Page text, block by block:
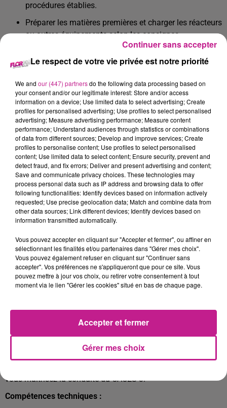
procédures établies.
Préparer les matières premières et charger les réacteurs
ou autres équipements selon les consignes.
Surveiller les paramètres de production (température,
pression, débit) et ajuster si nécessaire.
Effectuer des rondes régulières pour vérifier l’état des
installations et détecter les anomalies.
Réaliser des prélèvements d’échantillons pour
analyses.
Collaborer avec les équipes de maintenance pour
assurer la disponibilité des équipements.
Renseigner les documents de production (feuilles de
contrôle, rapports), renseignement avec VISA des PV
Respecter les normes de sécurité, d’hygiène et
d’environnement.
remontage des installations
Mise en sécurité, manutention, charge et démontage
des appareils, port de charges
PROFIL RECHERCHÉ
vous maitrisez la conduite du CACES 3.
Compétences techniques :
Le respect de votre vie privée est notre priorité
We and our (447) partnersdo the following data processing based on
your consent and/or our legitimate interest: Store and/or access
information on a device; Use limited data to select advertising; Create
profiles for personalised advertising; Use profiles to select personalised
advertising; Measure advertising performance; Measure content
performance; Understand audiences through statistics or combinations
of data from different sources; Develop and improve services; Create
profiles to personalise content; Use profiles to select personalised
content; Use limited data to select content; Ensure security, prevent and
detect fraud, and fix errors; Deliver and present advertising and content;
Save and communicate privacy choices. These technologies may
process personal data such as IP address and browsing data to offer
following functionalities: Identify devices based on information actively
requested; Use precise geolocation data; Match and combine data from
other data sources; Link different devices; Identify devices based on
information transmitted automatically.
Vous pouvez accepter en cliquant sur "Accepter et fermer", ou affiner en
sélectionnant les finalités et/ou partenaires dans "Gérer mes choix".
Vous pouvez également refuser en cliquant sur "Continuer sans
accepter". Vos préférences ne s'appliqueront que pour ce site. Vous
pouvez mettre à jour vos choix, ou retirer votre consentement à tout
moment via le lien "Gérer les cookies" situé en bas de chaque page.
Gérer mes choix
Accepter et fermer
Continuer sans accepter